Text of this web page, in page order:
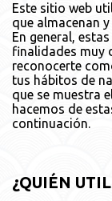
Este sitio web
que almacenan
En general,
finalidades muy
reconocerte
tus hábitos de
que se muestra
hacemos de
continuación.
¿QUIÉN